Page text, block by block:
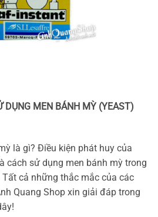
DỤNG MEN BÁNH MỲ (YEAST)
là gì? Điều kiện phát huy của
cách sử dụng men bánh mỳ trong
cả những thắc mắc của các
Quang Shop xin giải đáp trong